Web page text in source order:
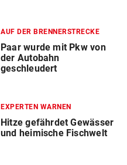
AUF DER BRENNERSTRECKE
Paar wurde mit Pkw von
der Autobahn
geschleudert
EXPERTEN WARNEN
Hitze gefährdet Gewässer
und heimische Fischwelt